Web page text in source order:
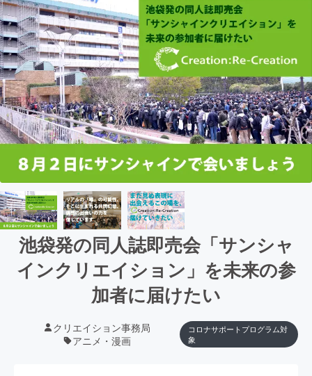
池袋発の同人誌即売会「サンシャ
インクリエイション」を未来の参
加者に届けたい
クリエイション事務局
アニメ・漫画
コロナサポートプログラム対
象